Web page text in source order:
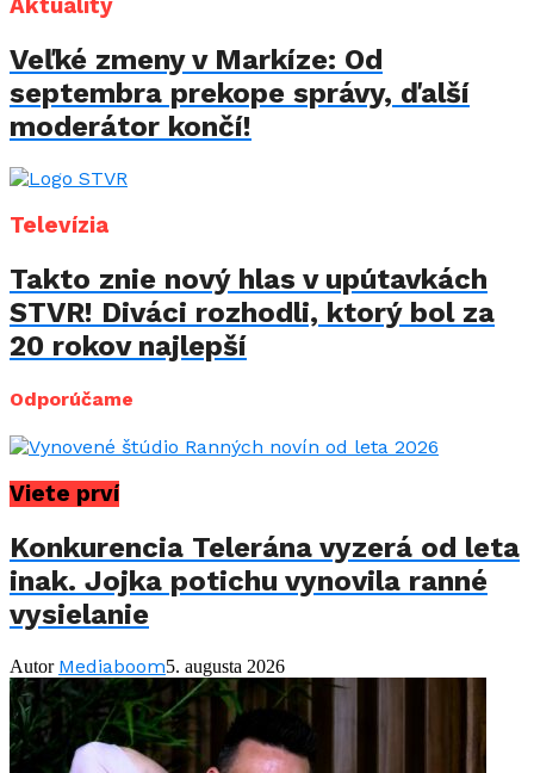
Aktuality
Veľké zmeny v Markíze: Od
septembra prekope správy, ďalší
moderátor končí!
Televízia
Takto znie nový hlas v upútavkách
STVR! Diváci rozhodli, ktorý bol za
20 rokov najlepší
Odporúčame
Viete prví
Konkurencia Telerána vyzerá od leta
inak. Jojka potichu vynovila ranné
vysielanie
Autor Mediaboom5. augusta 2026